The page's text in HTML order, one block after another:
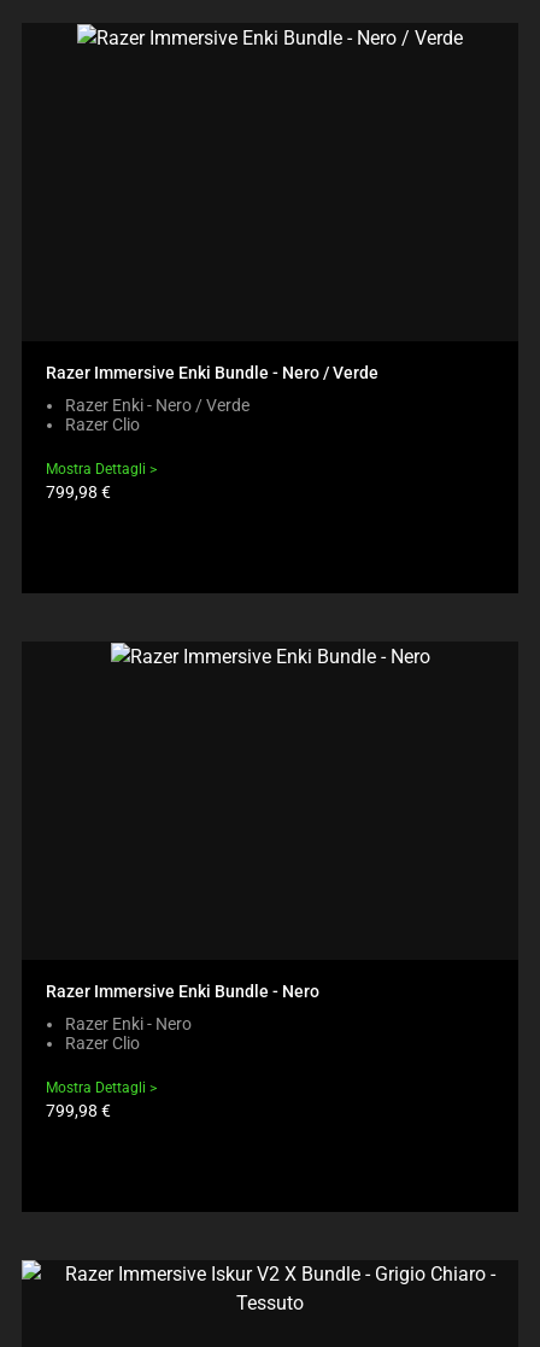
Razer Immersive Enki Bundle - Nero / Verde
Razer Enki - Nero / Verde
Razer Clio
Mostra Dettagli
Prezzo
prodotto:
799,98 €
Razer Immersive Enki Bundle - Nero
Razer Enki - Nero
Razer Clio
Mostra Dettagli
Prezzo
prodotto:
799,98 €